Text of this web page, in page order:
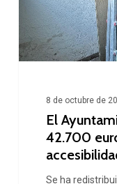
42.700
euros
a
accesibilidad
8 de octubre de
El
42.700
Se ha